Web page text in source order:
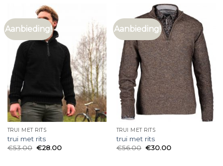
Aanbieding!
TRUI MET RITS
trui met rits
€53.00 €28.00
Aanbieding!
TRUI MET RITS
trui met rits
€56.00 €30.00